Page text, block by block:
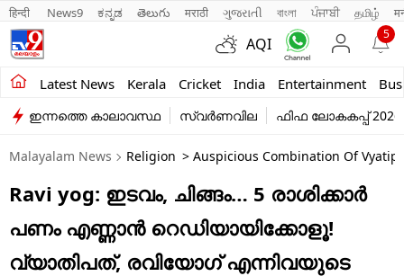
हिन्दी News9 ಕನ್ನಡ తెలుగు मराठी ગુજરાતી বাংলা ਪੰਜਾਬੀ தமிழ்
AQI
5
Latest News Kerala Cricket India Entertainment
Kerala
India
Entertainment
Business
Education
ഇന്നത്തെ കാലാവസ്ഥ സ്വർണവില ഫിഫ ലോകകപ്പ് 2026
Malayalam News Religion > Auspicious Combination Of
Ravi yog: ഇടവം, ചിങ്ങം… 5 രാശിക്കാർ
പണം എണ്ണാൻ റെഡിയായിക്കോളൂ!
വ്യാതിപത്, രവിയോഗ് എന്നിവയുടെ